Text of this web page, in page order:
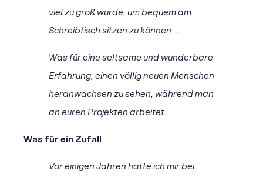
viel zu groß wurde, um bequem am
Schreibtisch sitzen zu können ...
Was für eine seltsame und wunderbare
Erfahrung, einen völlig neuen Menschen
heranwachsen zu sehen, während man
an euren Projekten arbeitet.
Was für ein Zufall
Vor einigen Jahren hatte ich mir bei